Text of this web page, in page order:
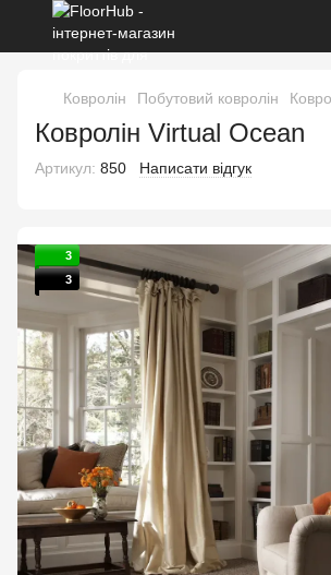
Ковролін Побутовий ковролін
Ковролін Virtual Ocean
Артикул: 850 Написати відгук
3
3